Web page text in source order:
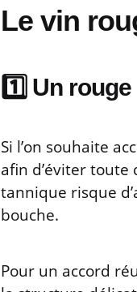
Le vin
1️⃣ Un
Si l’on souhaite
afin d’éviter
tannique risque
bouche.
Pour un accord